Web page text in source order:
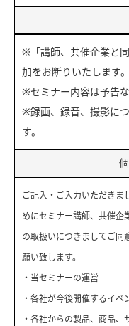
※「講師、共催企業と
加をお断りいたします。
※セミナー内容は予告
※録画、録音、撮影に
す。
ご記入・ご入力いただきま
めにセミナー講師、共催企
の取扱いにつきましてご同
願い致します。
・当セミナーの運営
・各社が今後開催するイ
・各社からの製品、商品